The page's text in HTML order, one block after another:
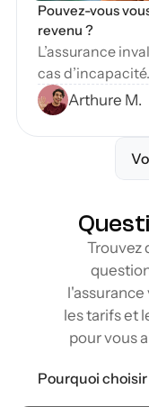
Pouvez-vous
revenu ?
L’assurance
cas
couverture et
financier.
Arthure M.
Trouvez
l'assurance
les tarifs et
pour vous
Pourquoi